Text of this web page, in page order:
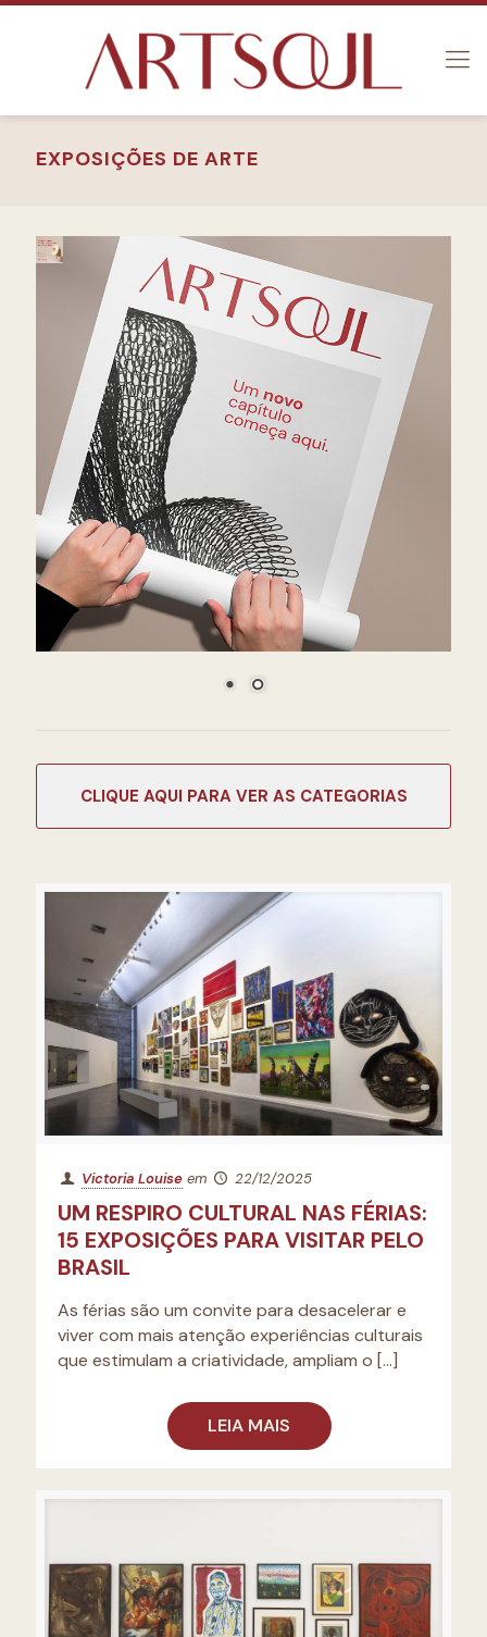
EXPOSIÇÕES DE ARTE
Victoria Louise em 22/12/2025
UM RESPIRO CULTURAL NAS FÉRIAS:
15 EXPOSIÇÕES PARA VISITAR PELO
BRASIL
As férias são um convite para desacelerar e
viver com mais atenção experiências culturais
que estimulam a criatividade, ampliam o […]
LEIA MAIS
CATEGORIAS